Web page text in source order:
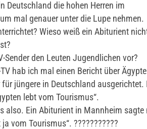
Deutschland die hohen Herren im
mal genauer unter die Lupe nehmen.
Wieso weiß ein Abiturient
Sender den Leuten Jugendlichen vor?
hab ich mal einen Bericht über
jüngere in Deutschland ausgerichtet.
lebt vom Tourismus“.
also. Ein Abiturient in Mannheim sagte
vom Tourismus“. ???????????